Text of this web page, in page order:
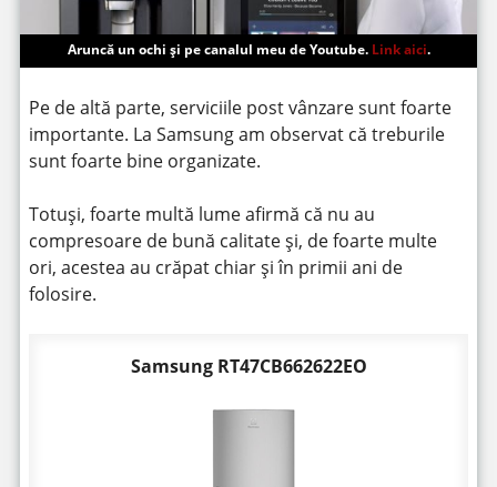
Aruncă un ochi și pe canalul meu de Youtube. Link aici.
Pe de altă parte, serviciile post vânzare sunt foarte
importante. La Samsung am observat că treburile
sunt foarte bine organizate.
Totuși, foarte multă lume afirmă că nu au
compresoare de bună calitate și, de foarte multe
ori, acestea au crăpat chiar și în primii ani de
folosire.
Samsung RT47CB662622EO